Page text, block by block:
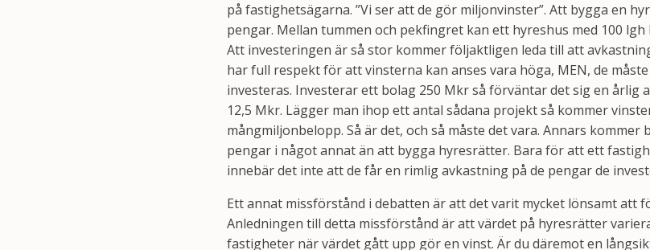
på fastighetsägarna. ”Vi ser att de gör miljonvinster”. Att bygga en
pengar. Mellan tummen och pekfingret kan ett hyreshus med 100
Att investeringen är så stor kommer följaktligen leda till att
har full respekt för att vinsterna kan anses vara höga, MEN, de
investeras. Investerar ett bolag 250 Mkr så förväntar det sig en årlig
12,5 Mkr. Lägger man ihop ett antal sådana projekt så kommer
mångmiljonbelopp. Så är det, och så måste det vara. Annars kommer
pengar i något annat än att bygga hyresrätter. Bara för att ett
innebär det inte att de får en rimlig avkastning på de pengar de
Ett annat missförstånd i debatten är att det varit mycket lönsamt att
Anledningen till detta missförstånd är att värdet på hyresrätter
fastigheter när värdet gått upp gör en vinst. Är du däremot en